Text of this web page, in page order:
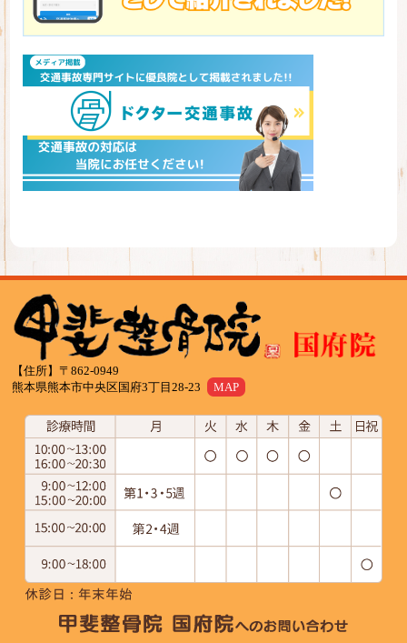
【住所】〒862-0949
熊本県熊本市中央区国府3丁目28-23
MAP